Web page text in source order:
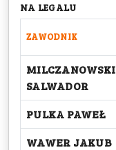
NA LEGALU
ZAWODNIK
MILCZANOWSKI
SALWADOR
PULKA PAWEŁ
WAWER JAKUB